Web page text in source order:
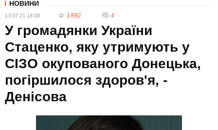
НОВИНИ
13.07.21 18:08 1 892 4
У громадянки України
Стаценко, яку утримують у
СІЗО окупованого Донецька,
погіршилося здоров'я, -
Денісова